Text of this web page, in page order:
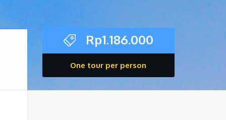
Rp1.186.000
One tour per person